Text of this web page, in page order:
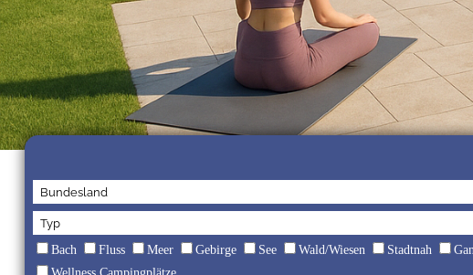
Bach Fluss Meer Gebirge See Wald/Wiesen Stadtnah